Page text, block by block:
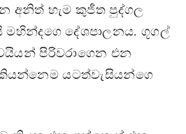
අනිත් හැම කුජීත පුද්ගල
දේශපාලනය. ගූගල්
පිරිවරාගෙන එන
යටත්වැසියන්ගෙ